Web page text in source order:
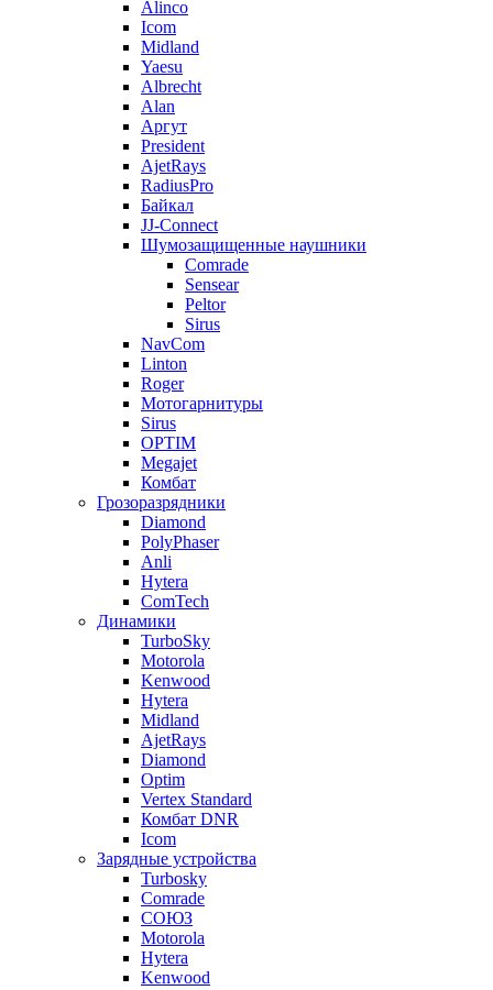
Alinco
Icom
Midland
Yaesu
Albrecht
Alan
Аргут
President
AjetRays
RadiusPro
Байкал
JJ-Connect
Шумозащищенные наушники
Comrade
Sensear
Peltor
Sirus
NavCom
Linton
Roger
Мотогарнитуры
Sirus
OPTIM
Megajet
Комбат
Грозоразрядники
Diamond
PolyPhaser
Anli
Hytera
ComTech
Динамики
TurboSky
Motorola
Kenwood
Hytera
Midland
AjetRays
Diamond
Optim
Vertex Standard
Комбат DNR
Icom
Зарядные устройства
Turbosky
Comrade
СОЮЗ
Motorola
Hytera
Kenwood